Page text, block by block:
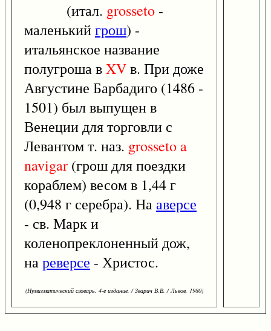
(итал. grosseto -
маленькийгрош) -
итальянское название
полугроша вXVв. При доже
Августине Барбадиго (1486 -
1501) был выпущен в
Венеции для торговли с
Левантом т. наз. grosseto a
navigar (грош для поездки
кораблем) весом в 1,44 г
(0,948 г серебра). Нааверсе
- св. Марк и
коленопреклоненный дож,
нареверсе - Христос.
(Нумизматический словарь. 4-е издание. / Зварич В.В. / Львов, 1980)